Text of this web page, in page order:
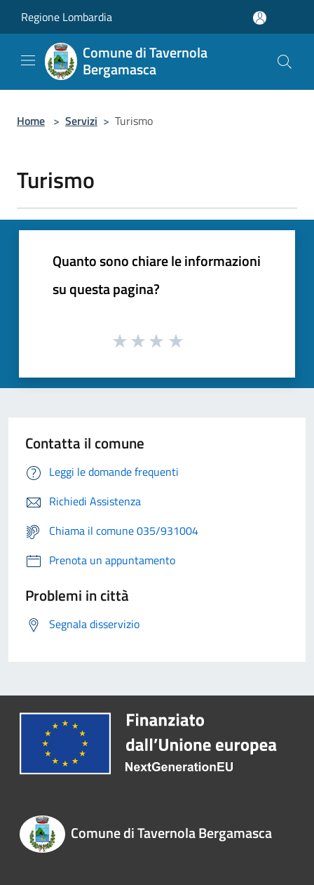
Regione Lombardia
Comune di Tavernola
Bergamasca
Home > Servizi > Turismo
Turismo
Quanto sono chiare le informazioni
su questa pagina?
Contatta il comune
Leggi le domande frequenti
Richiedi Assistenza
Chiama il comune 035/931004
Prenota un appuntamento
Problemi in città
Segnala disservizio
Comune di Tavernola Bergamasca